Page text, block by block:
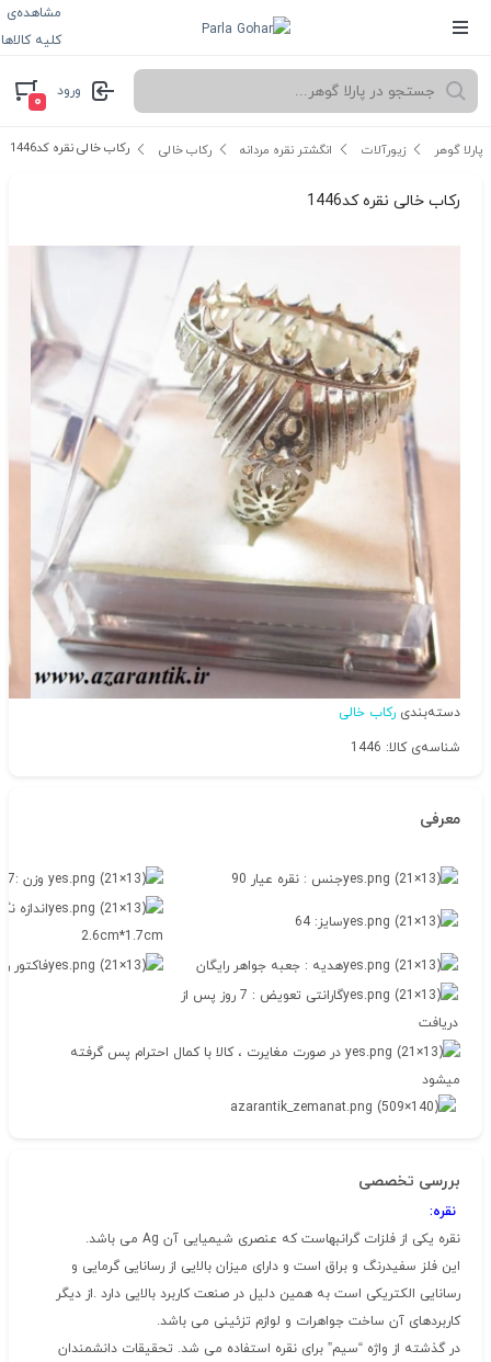
مشاهده‌ی
کلیه کالاها
ورود
۰
پارلا گوهر زیورآلات انگشتر نقره مردانه رکاب خالی رکاب خالی نقره کد1446
رکاب خالی نقره کد1446
دسته‌بندی رکاب خالی
شناسه‌ی کالا: 1446
معرفی
جنس : نقره عیار 90 وزن :15.17گرم
سایز: 64
اندازه
2.6cm*1.7cm
هدیه : جعبه جواهر رایگان
فاکتور
گارانتی تعویض : 7 روز پس از
دریافت
در صورت مغایرت ، کالا با کمال احترام پس گرفته
میشود
بررسی تخصصی
نقره:
نقره یکی از فلزات گرانبهاست که عنصری شیمیایی آن Ag می باشد.
این فلز سفیدرنگ و براق است و دارای میزان بالایی از رسانایی گرمایی و
رسانایی الکتریکی است به همین دلیل در صنعت کاربرد بالایی دارد .از دیگر
کاربردهای آن ساخت جواهرات و لوازم تزئینی می باشد.
در گذشته از واژه “سیم” برای نقره استفاده می شد. تحقیقات دانشمندان